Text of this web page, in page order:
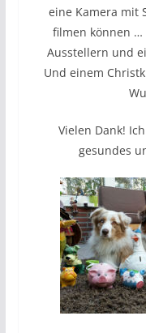
eine Kamera mit
filmen können …
Ausstellern und
Und einem
Vielen Dank!
gesundes